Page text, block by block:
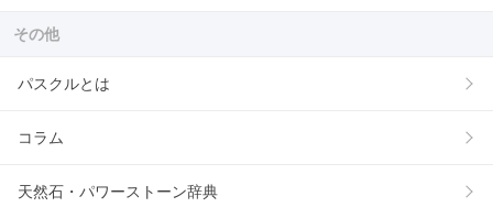
その他
パスクルとは
コラム
天然石・パワーストーン辞典